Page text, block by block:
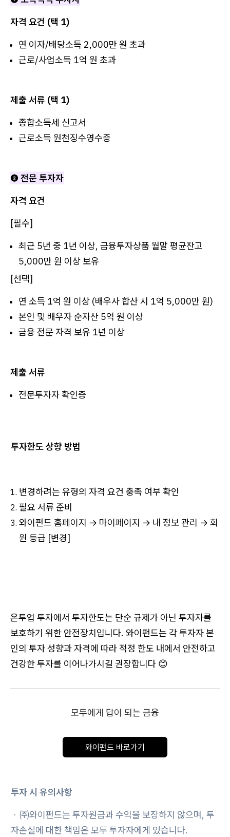
자격 요건 (택 1)
연 이자/배당소득 2,000만 원 초과
근로/사업소득 1억 원 초과
제출 서류 (택 1)
종합소득세 신고서
근로소득 원천징수영수증
❷ 전문 투자자
자격 요건
[필수]
최근 5년 중 1년 이상, 금융투자상품 월말 평균잔고
5,000만 원 이상 보유
[선택]
연 소득 1억 원 이상 (배우사 합산 시 1억 5,000만 원)
본인 및 배우자 순자산 5억 원 이상
금융 전문 자격 보유 1년 이상
제출 서류
전문투자자 확인증
투자한도 상향 방법
변경하려는 유형의 자격 요건 충족 여부 확인
필요 서류 준비
와이펀드 홈페이지 → 마이페이지 → 내 정보 관리 → 회
원 등급 [변경]
온투업 투자에서 투자한도는 단순 규제가 아닌 투자자를
보호하기 위한 안전장치입니다. 와이펀드는 각 투자자 본
인의 투자 성향과 자격에 따라 적정 한도 내에서 안전하고
건강한 투자를 이어나가시길 권장합니다 😊
모두에게 답이 되는 금융
와이펀드 바로가기
투자 시 유의사항
ㆍ㈜와이펀드는 투자원금과 수익을 보장하지 않으며, 투
자손실에 대한 책임은 모두 투자자에게 있습니다.